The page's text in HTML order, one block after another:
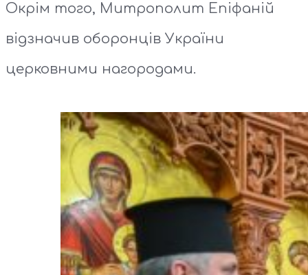
Окрім того, Митрополит Епіфаній
відзначив оборонців України
церковними нагородами.